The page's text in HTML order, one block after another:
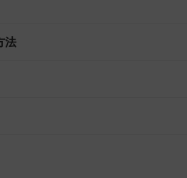
法